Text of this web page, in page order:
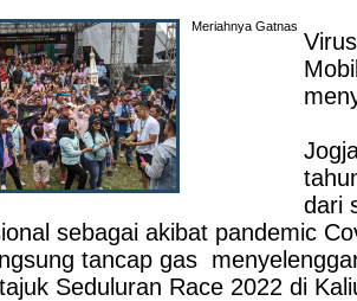
Meriahnya Gatnas
dari
sebagai akibat pandemic
tancap gas
Seduluran Race 2022 di